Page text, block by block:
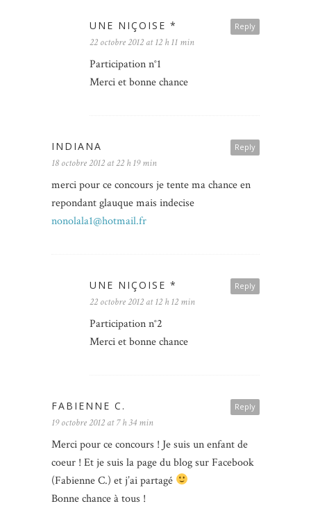
Reply
UNE NIÇOISE *
22 octobre 2012 at 12 h 11 min
Participation n°1
Merci et bonne chance
Reply
INDIANA
18 octobre 2012 at 22 h 19 min
merci pour ce concours je tente ma chance en
repondant glauque mais indecise
nonolala1@hotmail.fr
Reply
UNE NIÇOISE *
22 octobre 2012 at 12 h 12 min
Participation n°2
Merci et bonne chance
Reply
FABIENNE C.
19 octobre 2012 at 7 h 34 min
Merci pour ce concours ! Je suis un enfant de
coeur ! Et je suis la page du blog sur Facebook
(Fabienne C.) et j’ai partagé
Bonne chance à tous !